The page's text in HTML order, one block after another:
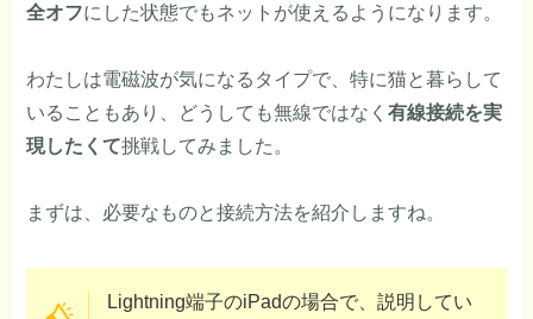
全オフにした状態でもネットが使えるようになります。
わたしは電磁波が気になるタイプで、特に猫と暮らして
いることもあり、どうしても無線ではなく有線接続を実
現したくて挑戦してみました。
まずは、必要なものと接続方法を紹介しますね。
Lightning端子のiPadの場合で、説明してい